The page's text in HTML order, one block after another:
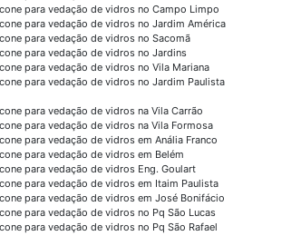
para vedação de vidros no Campo Limpo
para vedação de vidros no Jardim América
para vedação de vidros no Sacomã
para vedação de vidros no Jardins
para vedação de vidros no Vila Mariana
para vedação de vidros no Jardim Paulista
para vedação de vidros na Vila Carrão
para vedação de vidros na Vila Formosa
para vedação de vidros em Anália Franco
para vedação de vidros em Belém
para vedação de vidros Eng. Goulart
para vedação de vidros em Itaim Paulista
para vedação de vidros em José Bonifácio
para vedação de vidros no Pq São Lucas
para vedação de vidros no Pq São Rafael